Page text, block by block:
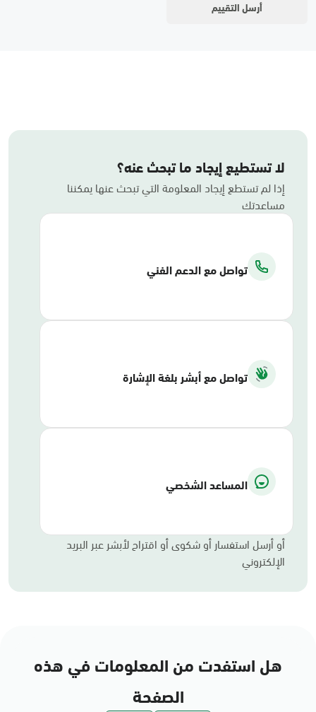
لا تستطيع إيجاد ما تبحث عنه؟
إذا لم تستطع إيجاد المعلومة التي تبحث عنها يمكننا
مساعدتك
تواصل مع الدعم الفني
تواصل مع أبشر بلغة الإشارة
المساعد الشخصي
أو أرسل استفسار أو شكوى أو اقتراح لأبشر عبر البريد
الإلكتروني
هل استفدت من المعلومات في هذه
الصفحة